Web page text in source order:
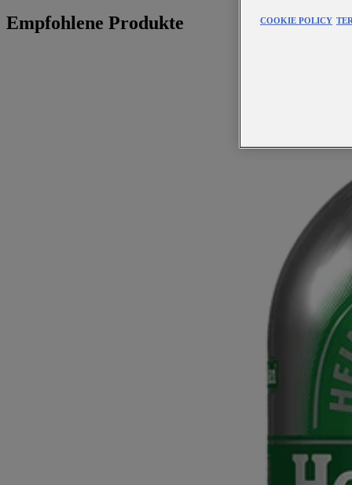
Empfohlene Produkte COOKIE POLICY